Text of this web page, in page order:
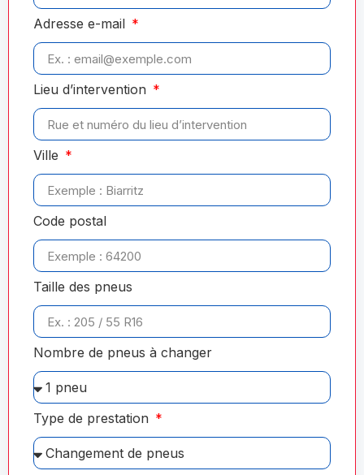
Adresse e-mail
Lieu d’intervention
Ville
Code postal
Taille des pneus
Nombre de pneus à changer
Type de prestation